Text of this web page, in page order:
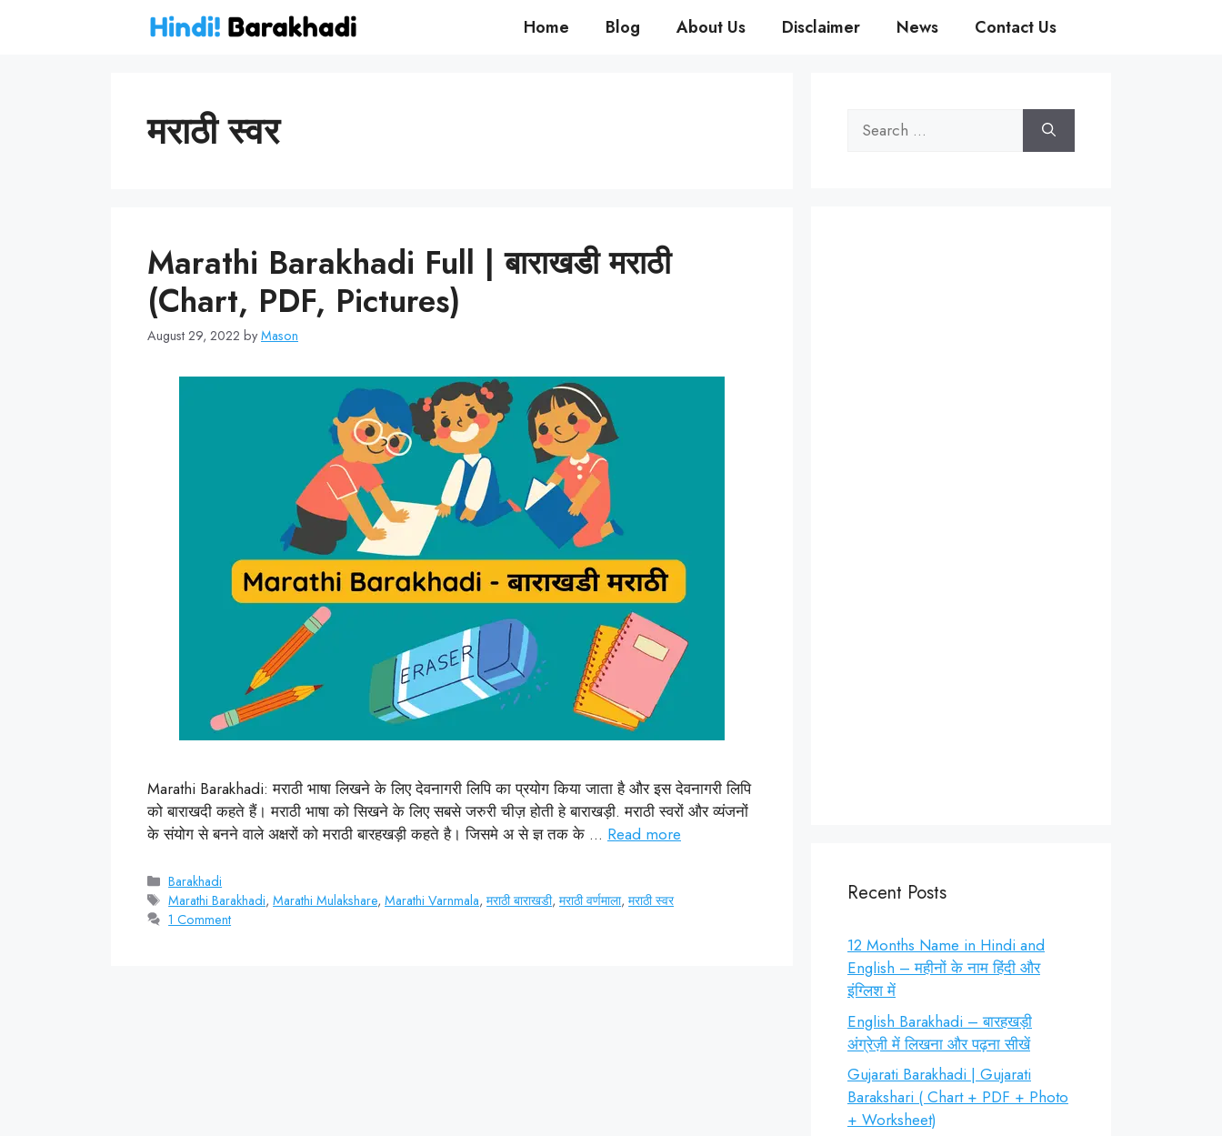
Home Blog About Us Disclaimer News Contact Us
मराठी स्वर
Marathi Barakhadi Full | बाराखडी मराठी
(Chart, PDF, Pictures)
August 29, 2022 byMason
Marathi Barakhadi: मराठी भाषा लिखने के लिए देवनागरी लिपि का प्रयोग किया जाता है और इस देवनागरी लिपि
को बाराखदी कहते हैं। मराठी भाषा को सिखने के लिए सबसे जरुरी चीज़ होती हे बाराखड़ी. मराठी स्वरों और व्यंजनों
के संयोग से बनने वाले अक्षरों को मराठी बारहखड़ी कहते है। जिसमे अ से ज्ञ तक के … Read more
Categories
Barakhadi
Tags
Marathi Barakhadi,Marathi Mulakshare,Marathi Varnmala,मराठी बाराखडी,मराठी वर्णमाला,मराठी स्वर
1 Comment
Search
for:
Recent Posts
12 Months Name in Hindi and
English – महीनों के नाम हिंदी और
इंग्लिश में
English Barakhadi – बारहखड़ी
अंग्रेज़ी में लिखना और पढ़ना सीखें
Gujarati Barakhadi | Gujarati
Barakshari ( Chart + PDF + Photo
+ Worksheet)